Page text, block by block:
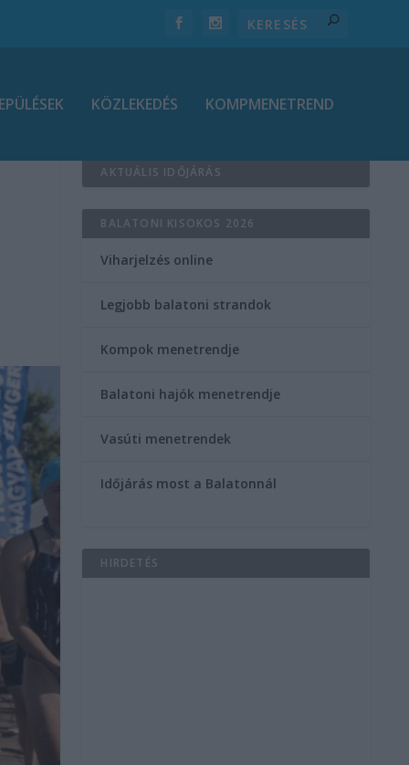
KÖZLEKEDÉS KOMPMENETREND
AKTUÁLIS IDŐJÁRÁS
BALATONI KISOKOS 2026
Viharjelzés online
Legjobb balatoni strandok
Kompok menetrendje
Balatoni hajók menetrendje
Vasúti menetrendek
Időjárás most a Balatonnál
HIRDETÉS